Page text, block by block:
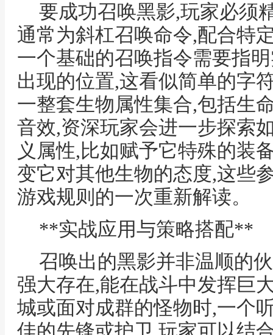
要成功召唤黑影,玩家必须
通常为斜杠召唤命令,配合特
一个基础的召唤指令需要指
出现的位置,这看似简单的字
一整套生物属性集合,包括生
音效,资深玩家会进一步探索
义属性,比如赋予它特殊的装
变它对其他生物的态度,这些
游戏规则的一次重新解读。
**实战应用与策略搭配**
召唤出的黑影并非温顺的
强大存在,能在战斗中发挥巨
城或面对成群的怪物时,一个